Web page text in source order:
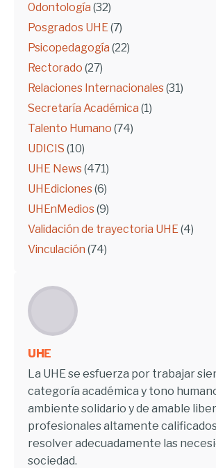
Odontología (32)
Posgrados UHE (7)
Psicopedagogía (22)
Rectorado (27)
Relaciones Internacionales (31)
Secretaría Académica (1)
Talento Humano (74)
UDICIS (10)
UHE News (471)
UHEdiciones (6)
UHEnMedios (9)
Validación de trayectoria UHE (4)
Vinculación (74)
UHE
La UHE se esfuerza por trabajar
categoría académica y tono
ambiente solidario y de amable
profesionales altamente
resolver adecuadamente las
sociedad.